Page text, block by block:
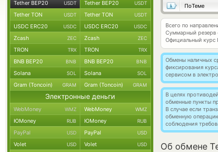
ПоТеме
Всего по
Суммарный резерв
Официальный курс
Обмены наличных
фиксирования
сервисом в
В целях
обменные пункты
В случае если
обменную
соблюдения
Об обмене
Tether BEP20 USDT Tether BEP20 USDT
Tether TON USDT Tether TON USDT
USDC ERC20 USDC USDC ERC20 USDC
Zcash ZEC Zcash ZEC
TRON TRX TRON TRX
BNB BEP20 BNB BNB BEP20 BNB
Solana SOL Solana SOL
Gram (Toncoin) GRAM Gram (Toncoin) GRAM
Электронные деньги
WebMoney WMZ WebMoney WMZ
ЮMoney RUB ЮMoney RUB
PayPal USD PayPal USD
Volet USD Volet USD